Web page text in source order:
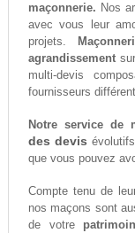
maçonnerie. Nos
avec vous leur
projets.
agrandissementsur
multi-devis
fournisseurs
Notre service de
des devis
que vous pouvez
Compte tenu de
nos maçons sont
de votre